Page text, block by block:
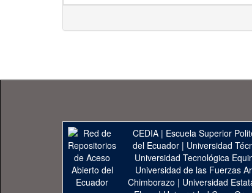
CEDIA | Escuela Superior
del Ecuador| Universidad
Universidad Tecnológica
Universidad de las Fuerzas
Chimborazo | Universidad